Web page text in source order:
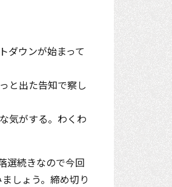
ダウンが始まって
と出た告知で察し
気がする。わくわ
選続きなので今回
しょう。締め切り